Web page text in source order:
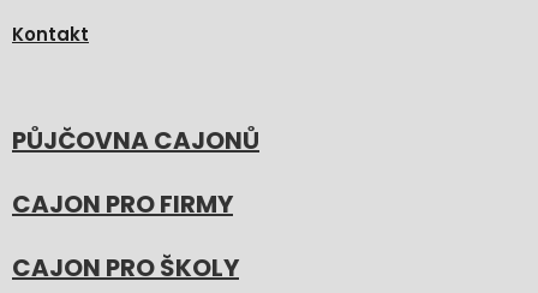
Kontakt
PŮJČOVNA CAJONŮ
CAJON PRO FIRMY
CAJON PRO ŠKOLY